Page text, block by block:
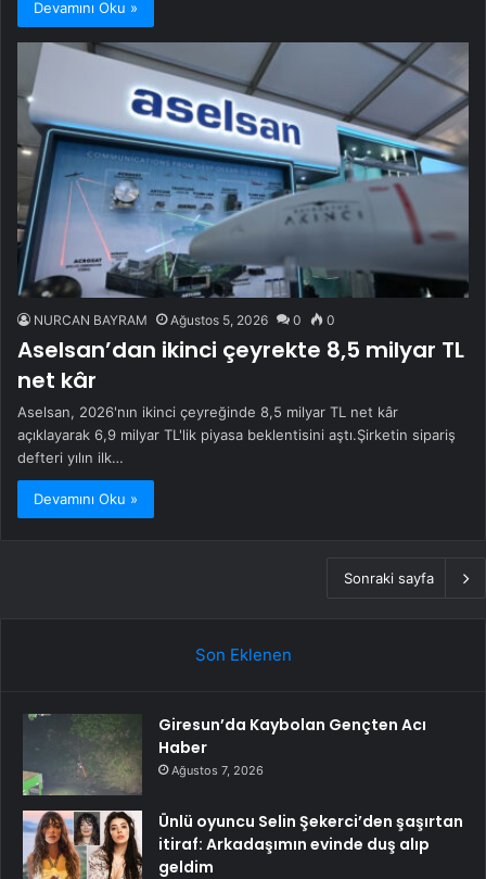
Devamını Oku »
NURCAN BAYRAM Ağustos 5, 2026 0 0
Aselsan’dan ikinci çeyrekte 8,5 milyar TL
net kâr
Aselsan, 2026'nın ikinci çeyreğinde 8,5 milyar TL net kâr
açıklayarak 6,9 milyar TL'lik piyasa beklentisini aştı.Şirketin sipariş
defteri yılın ilk…
Devamını Oku »
Sonraki sayfa
Son Eklenen
Giresun’da Kaybolan Gençten Acı
Haber
Ağustos 7, 2026
Ünlü oyuncu Selin Şekerci’den şaşırtan
itiraf: Arkadaşımın evinde duş alıp
geldim